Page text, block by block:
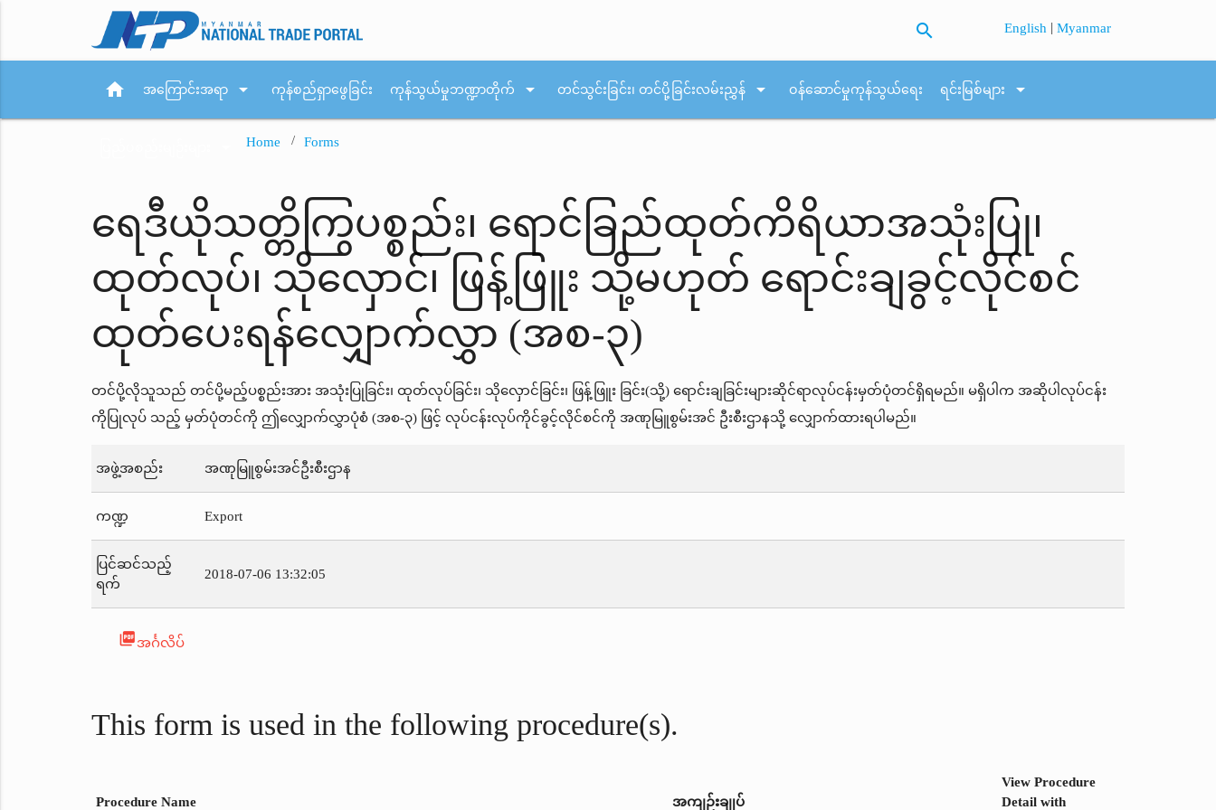
search English |Myanmar
home အကြောင်းအရာ arrow_drop_down ကုန်စည်ရှာဖွေခြင်း ကုန်သွယ်မှုဘဏ္ဍာတိုက် arrow_drop_down တင်သွင်းခြင်း၊ တင်ပို့ခြင်းလမ်းညွှန် arrow_drop_down ဝန်ဆောင်မှုကုန်သွယ်ရေး ရင်းမြစ်များ arrow_drop_down
Home Forms
ရေဒီယိုသတ္တိကြွပစ္စည်း၊ ရောင်ခြည်ထုတ်ကိရိယာအသုံးပြု၊
ထုတ်လုပ်၊ သိုလှောင်၊ ဖြန့်ဖြူး သို့မဟုတ် ရောင်းချခွင့်လိုင်စင်
ထုတ်ပေးရန်လျှောက်လွှာ (အစ-၃)
တင်ပို့လိုသူသည် တင်ပို့မည့်ပစ္စည်းအား အသုံးပြုခြင်း၊ ထုတ်လုပ်ခြင်း၊ သိုလှောင်ခြင်း၊ ဖြန့်ဖြူး ခြင်း(သို့) ရောင်းချခြင်းများဆိုင်ရာလုပ်ငန်းမှတ်ပုံတင်ရှိရမည်။ မရှိပါက အဆိုပါလုပ်ငန်း
ကိုပြုလုပ် သည့် မှတ်ပုံတင်ကို ဤလျှောက်လွှာပုံစံ (အစ-၃) ဖြင့် လုပ်ငန်းလုပ်ကိုင်ခွင့်လိုင်စင်ကို အဏုမြူစွမ်းအင် ဦးစီးဌာနသို့ လျှောက်ထားရပါမည်။
အဖွဲ့အစည်း အဏုမြူစွမ်းအင်ဦးစီးဌာန
ကဏ္ဍ Export
ပြင်ဆင်သည့်
ရက်
2018-07-06 13:32:05
picture_as_pdfအင်္ဂလိပ်
This form is used in the following procedure(s).
Procedure Name အကျဉ်းချုပ်
View Procedure
Detail with